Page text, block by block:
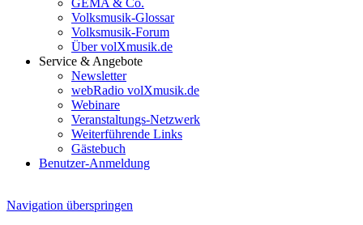
GEMA & Co.
Volksmusik-Glossar
Volksmusik-Forum
Über volXmusik.de
Service & Angebote
Newsletter
webRadio volXmusik.de
Webinare
Veranstaltungs-Netzwerk
Weiterführende Links
Gästebuch
Benutzer-Anmeldung
Navigation überspringen